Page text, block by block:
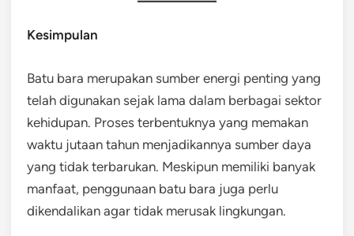
Kesimpulan
Batu bara merupakan sumber energi penting yang
telah digunakan sejak lama dalam berbagai sektor
kehidupan. Proses terbentuknya yang memakan
waktu jutaan tahun menjadikannya sumber daya
yang tidak terbarukan. Meskipun memiliki banyak
manfaat, penggunaan batu bara juga perlu
dikendalikan agar tidak merusak lingkungan.